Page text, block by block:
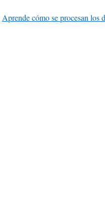
Aprende cómo se procesan los